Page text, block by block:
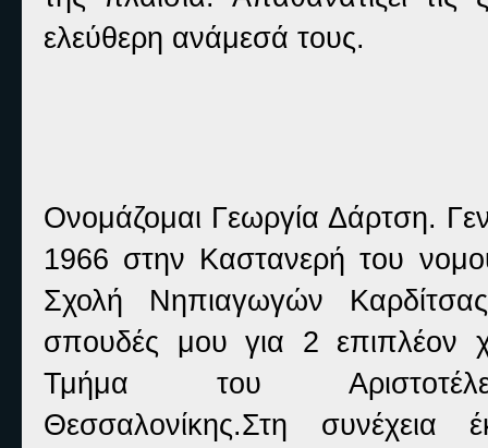
ελεύθερη ανάμεσά τους.
Ονομάζομαι Γεωργία Δάρτση.
1966 στην Καστανερή του
Σχολή Νηπιαγωγών
σπουδές μου για 2 επιπλέον
Τμήμα του
Θεσσαλονίκης.Στη